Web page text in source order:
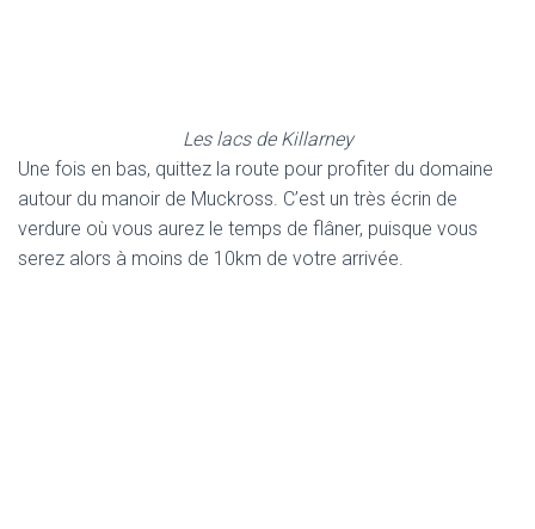
Les lacs de Killarney
Une fois en bas, quittez la route pour profiter du domaine
autour du manoir de Muckross. C’est un très écrin de
verdure où vous aurez le temps de flâner, puisque vous
serez alors à moins de 10km de votre arrivée.